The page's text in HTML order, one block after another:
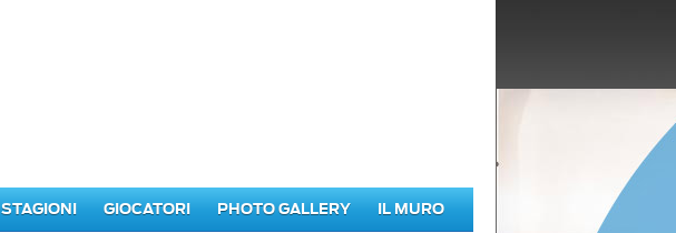
STAGIONI GIOCATORI PHOTO GALLERY IL MURO